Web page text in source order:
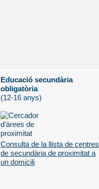
Educació secundària
obligatòria
(12-16 anys)
Consulta de la llista de centres
de secundària de proximitat a
un domicili